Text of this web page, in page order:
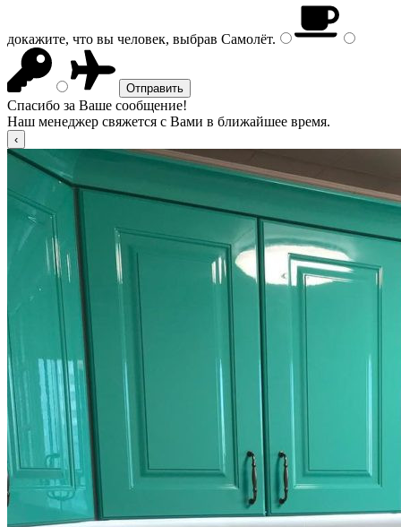
докажите, что вы человек, выбрав Самолёт.
Спасибо за Ваше сообщение!
Наш менеджер свяжется с Вами в ближайшее время.